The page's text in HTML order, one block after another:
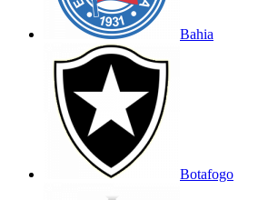
Bahia
Botafogo